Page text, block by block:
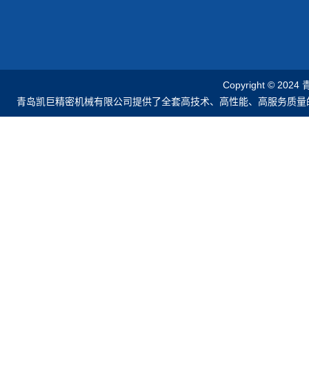
Copyright © 2024
青岛凯巨精密机械有限公司提供了全套高技术、高性能、高服务质